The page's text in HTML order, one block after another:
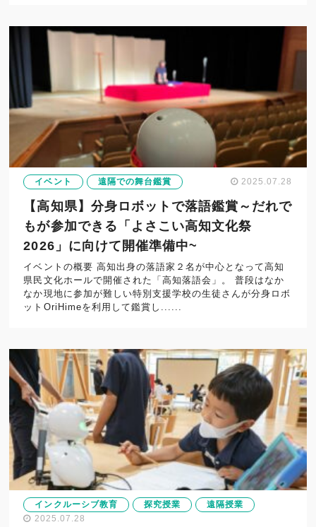
イベント 遠隔での舞台鑑賞 2025.07.28
【高知県】分身ロボットで落語鑑賞～だれで
もが参加できる「よさこい高知文化祭
2026」に向けて開催準備中~
イベントの概要 高知出身の落語家２名が中心となって高知
県民文化ホールで開催された「高知落語会」。 普段はなか
なか現地に参加が難しい特別支援学校の生徒さんが分身ロボ
ットOriHimeを利用して鑑賞し......
インクルーシブ教育 探究授業
遠隔授業
2025.07.28